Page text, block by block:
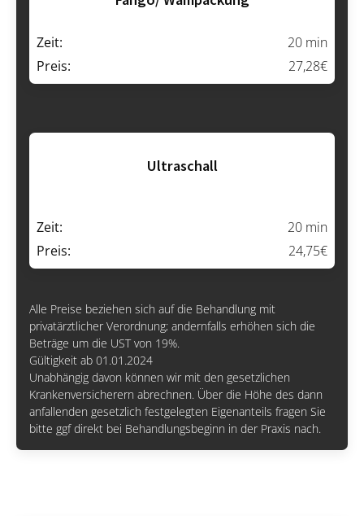
Zeit:
20 min
Preis:
27,28€
Ultraschall
Zeit:
20 min
Preis:
24,75€
Alle Preise beziehen sich auf die Behandlung mit
privatärztlicher Verordnung; andernfalls erhöhen sich die
Beträge um die UST von 19%.
Gültigkeit ab 01.01.2024
Unabhängig davon können wir mit den gesetzlichen
Krankenversicherern abrechnen. Über die Höhe des dann
anfallenden gesetzlich festgelegten Eigenanteils fragen Sie
bitte ggf direkt bei Behandlungsbeginn in der Praxis nach.